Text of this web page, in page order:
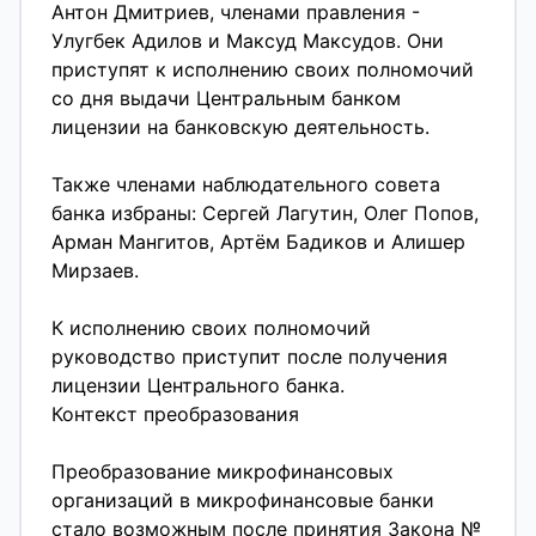
обслуживанию, маркетингу и выходу на
внутренние и внешние рынки. В текущем
году такие центры будут открыты в
Республике Каракалпакстан, Джизакской,
Наманганской, Сурхандарьинской,
В следующем году проект будет
масштабирован на остальные регионы
страны.
В рамках заседания были рассмотрены и
утверждены:
новый устав и организационная структура
компании;
Антон Дмитриев, членами правления -
Улугбек Адилов и Максуд Максудов. Они
приступят к исполнению своих полномочий
со дня выдачи Центральным банком
лицензии на банковскую деятельность.
Также членами наблюдательного совета
банка избраны: Сергей Лагутин, Олег Попов,
Арман Мангитов, Артём Бадиков и Алишер
Мирзаев.
К исполнению своих полномочий
руководство приступит после получения
лицензии Центрального банка.
Контекст преобразования
Преобразование микрофинансовых
организаций в микрофинансовые банки
стало возможным после принятия Закона №